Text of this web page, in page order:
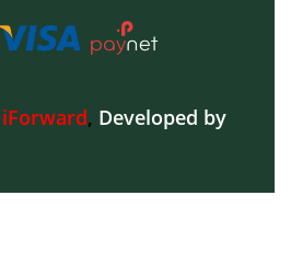
iForward, Developed by